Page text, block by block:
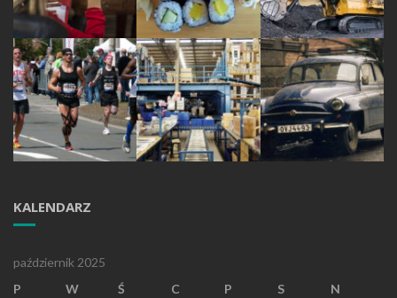
KALENDARZ
październik 2025
P
W Ś C P S
N